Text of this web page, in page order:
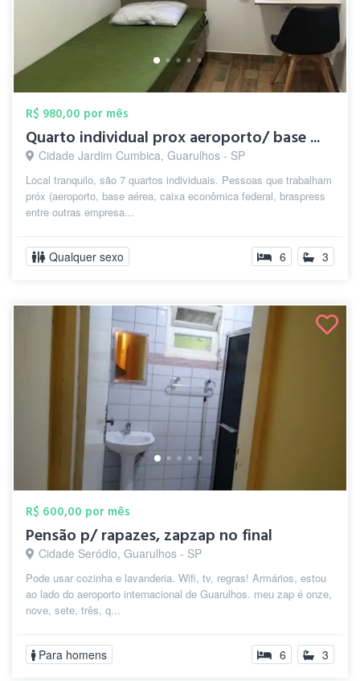
R$ 980,00 por mês
Quarto individual prox aeroporto/ base ...
Cidade Jardim Cumbica, Guarulhos - SP
Local tranquilo, são 7 quartos individuais. Pessoas que trabalham
próx (aeroporto, base aérea, caixa econômica federal, braspress
entre outras empresa...
Qualquer sexo 6 3
R$ 600,00 por mês
Pensão p/ rapazes, zapzap no final
Cidade Seródio, Guarulhos - SP
Pode usar cozinha e lavanderia. Wifi, tv, regras! Armários, estou
ao lado do aeroporto internacional de Guarulhos. meu zap é onze,
nove, sete, três, q...
Para homens 6 3